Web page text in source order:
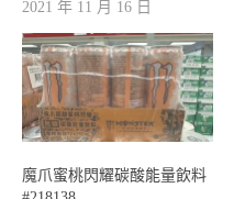
2021 年 11 月 16 日
魔爪蜜桃閃耀碳酸能量飲料